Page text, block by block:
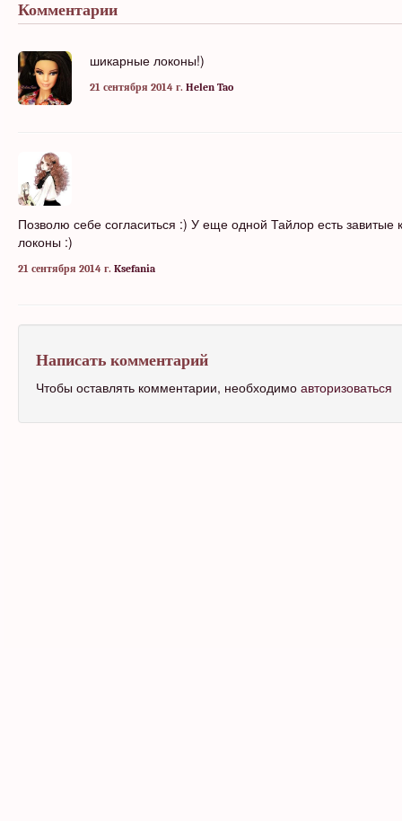
Комментарии
шикарные локоны!)
21 сентября 2014 г. Helen Tao
Позволю себе согласиться :) У еще одной Тайлор есть
локоны :)
21 сентября 2014 г. Ksefania
Написать комментарий
Чтобы оставлять комментарии, необходимо авторизоваться